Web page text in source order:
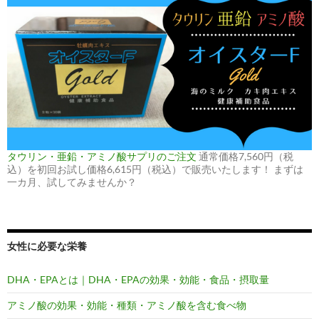
タウリン・亜鉛・アミノ酸サプリのご注文 通常価格7,560円（税
込）を初回お試し価格6,615円（税込）で販売いたします！ まずは
一カ月、試してみませんか？
女性に必要な栄養
DHA・EPAとは｜DHA・EPAの効果・効能・食品・摂取量
アミノ酸の効果・効能・種類・アミノ酸を含む食べ物